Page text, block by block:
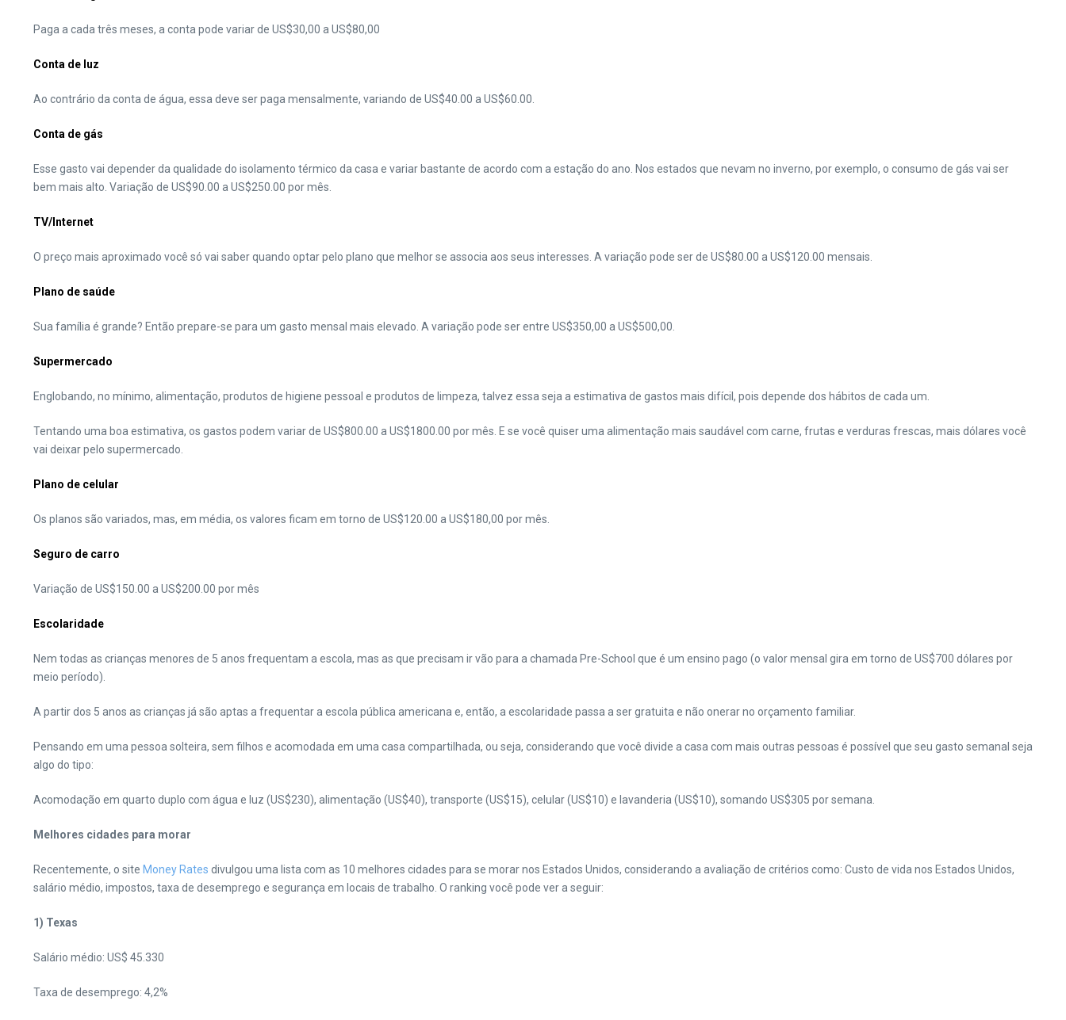
Paga a cada três meses, a conta pode variar de US$30,00 a US$80,00
Conta de luz
Ao contrário da conta de água, essa deve ser paga mensalmente, variando de US$40.00 a US$60.00.
Conta de gás
Esse gasto vai depender da qualidade do isolamento térmico da casa e variar bastante de acordo com a estação do ano. Nos estados que nevam no inverno, por exemplo, o consumo de gás vai ser
bem mais alto. Variação de US$90.00 a US$250.00 por mês.
TV/Internet
O preço mais aproximado você só vai saber quando optar pelo plano que melhor se associa aos seus interesses. A variação pode ser de US$80.00 a US$120.00 mensais.
Plano de saúde
Sua família é grande? Então prepare-se para um gasto mensal mais elevado. A variação pode ser entre US$350,00 a US$500,00.
Supermercado
Englobando, no mínimo, alimentação, produtos de higiene pessoal e produtos de limpeza, talvez essa seja a estimativa de gastos mais difícil, pois depende dos hábitos de cada um.
Tentando uma boa estimativa, os gastos podem variar de US$800.00 a US$1800.00 por mês. E se você quiser uma alimentação mais saudável com carne, frutas e verduras frescas, mais dólares você
vai deixar pelo supermercado.
Plano de celular
Os planos são variados, mas, em média, os valores ficam em torno de US$120.00 a US$180,00 por mês.
Seguro de carro
Variação de US$150.00 a US$200.00 por mês
Escolaridade
Nem todas as crianças menores de 5 anos frequentam a escola, mas as que precisam ir vão para a chamada Pre-School que é um ensino pago (o valor mensal gira em torno de US$700 dólares por
meio período).
A partir dos 5 anos as crianças já são aptas a frequentar a escola pública americana e, então, a escolaridade passa a ser gratuita e não onerar no orçamento familiar.
Pensando em uma pessoa solteira, sem filhos e acomodada em uma casa compartilhada, ou seja, considerando que você divide a casa com mais outras pessoas é possível que seu gasto semanal seja
algo do tipo:
Acomodação em quarto duplo com água e luz (US$230), alimentação (US$40), transporte (US$15), celular (US$10) e lavanderia (US$10), somando US$305 por semana.
Melhores cidades para morar
Recentemente, o site Money Rates divulgou uma lista com as 10 melhores cidades para se morar nos Estados Unidos, considerando a avaliação de critérios como: Custo de vida nos Estados Unidos,
salário médio, impostos, taxa de desemprego e segurança em locais de trabalho. O ranking você pode ver a seguir:
1) Texas
Salário médio: US$ 45.330
Taxa de desemprego: 4,2%